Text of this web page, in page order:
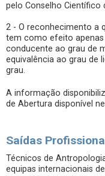
pelo Conselho Científico
2 - O reconhecimento a
tem como efeito
conducente ao grau de
equivalência ao grau de
grau.
A informação
de Abertura disponível
Saídas
Técnicos de
equipas internacionais